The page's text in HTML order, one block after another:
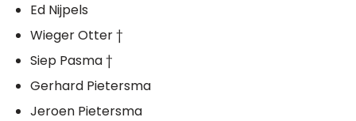
Ed Nijpels
Wieger Otter †
Siep Pasma †
Gerhard Pietersma
Jeroen Pietersma